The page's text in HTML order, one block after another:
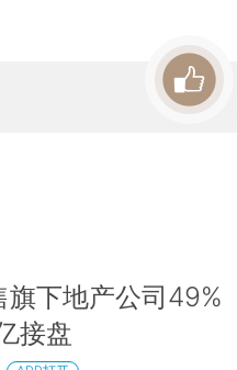
旗下地产公司49%
接盘